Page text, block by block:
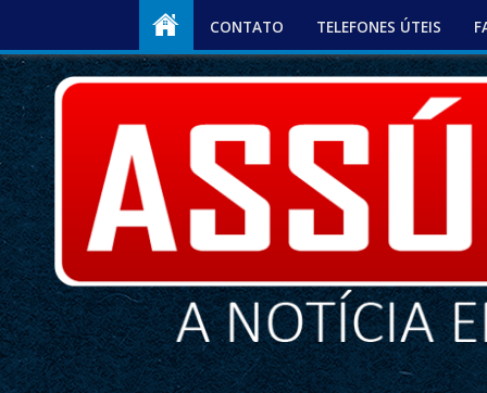
CONTATO TELEFONES ÚTEIS